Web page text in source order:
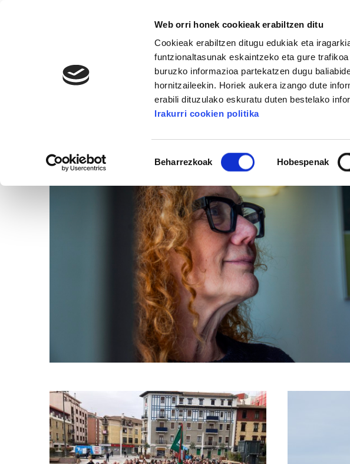
Web orri honek cookieak erabiltzen ditu
Cookieak erabiltzen ditugu edukiak eta
funtzionaltasunak eskaintzeko eta gure
buruzko informazioa partekatzen dugu
hornitzaileekin. Horiek aukera izango dute
erabili dituzulako eskuratu duten bestelako
Irakurri cookien politika
Beharrezkoak Hobespenak
ELKARRIZKETAK ERREPORTAJEAK